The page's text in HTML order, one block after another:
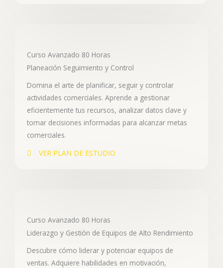
Curso Avanzado 80 Horas
Planeación Seguimiento y Control
Domina el arte de planificar, seguir y controlar
actividades comerciales. Aprende a gestionar
eficientemente tus recursos, analizar datos clave y
tomar decisiones informadas para alcanzar metas
comerciales.
VER PLAN DE ESTUDIO
Curso Avanzado 80 Horas
Liderazgo y Gestión de Equipos de Alto Rendimiento
Descubre cómo liderar y potenciar equipos de
ventas. Adquiere habilidades en motivación,